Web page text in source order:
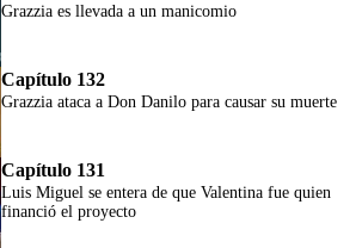
Grazzia es llevada a un manicomio
Capítulo 132
Grazzia ataca a Don Danilo para causar su muerte
Capítulo 131
Luis Miguel se entera de que Valentina fue quien
financió el proyecto